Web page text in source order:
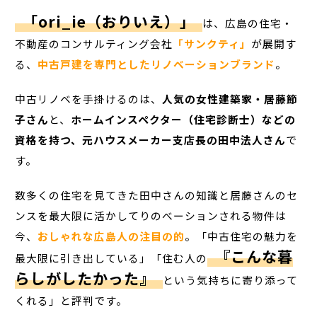
「ori_ie（おりいえ）」 は、広島の住宅・
不動産のコンサルティング会社 「サンクティ」 が展開す
る、 中古戸建を専門としたリノベーションブランド。
中古リノベを手掛けるのは、人気の女性建築家・居藤節
子さん と、 ホームインスペクター（住宅診断士）などの
資格を持つ、元ハウスメーカー支店長の田中法人さんで
す。
数多くの住宅を見てきた田中さんの知識と居藤さんのセ
ンスを最大限に活かしてりのべーションされる物件は
今、 おしゃれな広島人の注目の的。「中古住宅の魅力を
最大限に引き出している」「住む人の 『こんな暮
らしがしたかった』 という気持ちに寄り添って
くれる」と評判です。